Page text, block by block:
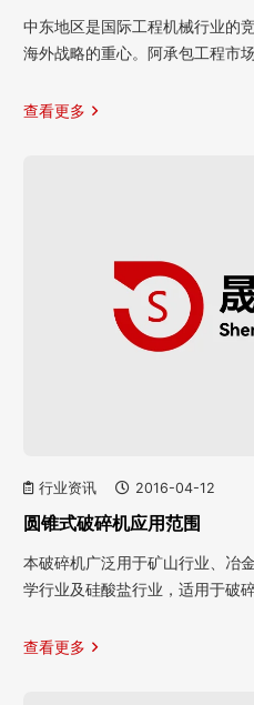
中东地区是国际工程机械行业的
海外战略的重心。阿承包工程市
查看更多
行业资讯 2016-04-12
圆锥式破碎机应用范围
本破碎机广泛用于矿山行业、冶
学行业及硅酸盐行业，适用于破
查看更多